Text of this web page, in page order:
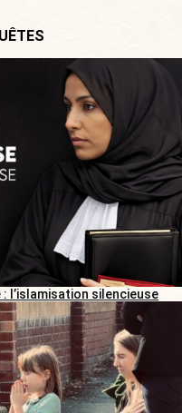
: l’islamisation silencieuse